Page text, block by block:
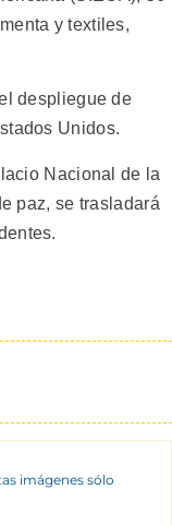
y textiles,
despliegue de
Unidos.
Nacional de la
paz, se trasladará
imágenes sólo